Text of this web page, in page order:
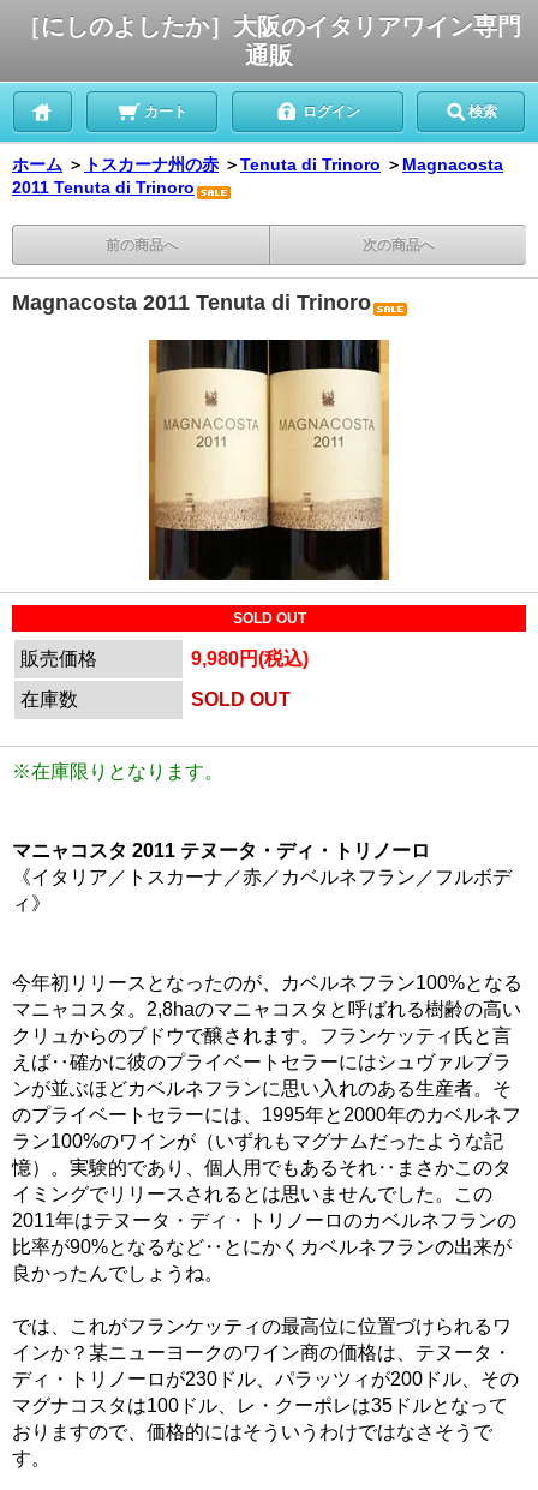
［にしのよしたか］大阪のイタリアワイン専門
通販
カート ログイン 検索
ホーム ＞ トスカーナ州の赤 ＞Tenuta di Trinoro ＞ Magnacosta
2011 Tenuta di Trinoro
前の商品へ 次の商品へ
Magnacosta 2011 Tenuta di Trinoro
SOLD OUT
販売価格
9,980円(税込)
在庫数
SOLD OUT
※在庫限りとなります。
マニャコスタ 2011 テヌータ・ディ・トリノーロ
《イタリア／トスカーナ／赤／カベルネフラン／フルボデ
ィ》
今年初リリースとなったのが、カベルネフラン100%となる
マニャコスタ。2,8haのマニャコスタと呼ばれる樹齢の高い
クリュからのブドウで醸されます。フランケッティ氏と言
えば‥確かに彼のプライベートセラーにはシュヴァルブラ
ンが並ぶほどカベルネフランに思い入れのある生産者。そ
のプライベートセラーには、1995年と2000年のカベルネフ
ラン100%のワインが（いずれもマグナムだったような記
憶）。実験的であり、個人用でもあるそれ‥まさかこのタ
イミングでリリースされるとは思いませんでした。この
2011年はテヌータ・ディ・トリノーロのカベルネフランの
比率が90%となるなど‥とにかくカベルネフランの出来が
良かったんでしょうね。
では、これがフランケッティの最高位に位置づけられるワ
インか？某ニューヨークのワイン商の価格は、テヌータ・
ディ・トリノーロが230ドル、パラッツィが200ドル、その
マグナコスタは100ドル、レ・クーポレは35ドルとなって
おりますので、価格的にはそういうわけではなさそうで
す。